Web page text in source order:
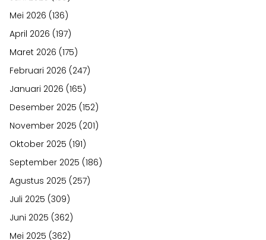
Mei 2026 (136)
April 2026 (197)
Maret 2026 (175)
Februari 2026 (247)
Januari 2026 (165)
Desember 2025 (152)
November 2025 (201)
Oktober 2025 (191)
September 2025 (186)
Agustus 2025 (257)
Juli 2025 (309)
Juni 2025 (362)
Mei 2025 (362)